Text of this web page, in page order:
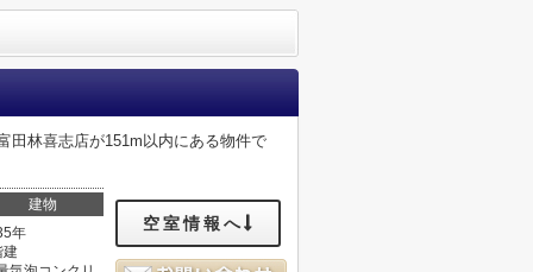
田林喜志店が151m以内にある物件で
建物
年
建
空室情報へ